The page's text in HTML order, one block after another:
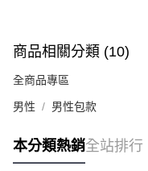
商品相關分類 (10)
全商品專區
男性 男性包款
本分類熱銷全站排行